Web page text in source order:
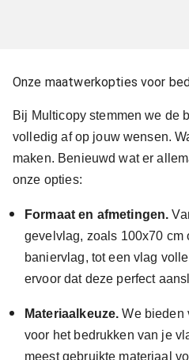
Onze maatwerkopties voor
Bij Multicopy stemmen we de
volledig af op jouw wensen.
maken. Benieuwd wat er
onze opties:
Formaat en afmetingen.
gevelvlag, zoals 100x70 cm
baniervlag, tot een vlag
ervoor dat deze perfect
Materiaalkeuze.We bieden
voor het bedrukken van je
meest gebruikte materiaal